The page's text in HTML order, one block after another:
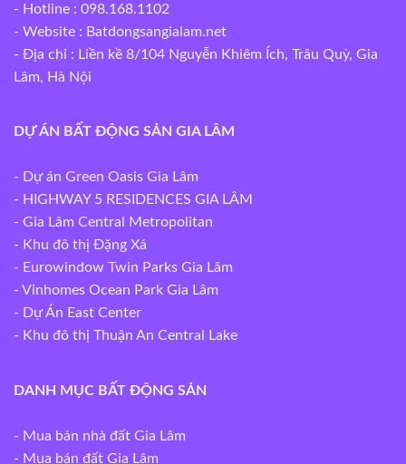
- Hotline : 098.168.1102
- Website : Batdongsangialam.net
- Địa chỉ : Liền kề 8/104 Nguyễn Khiêm Ích, Trâu Quỳ, Gia
Lâm, Hà Nội
DỰ ÁN BẤT ĐỘNG SẢN GIA LÂM
- Dự án Green Oasis Gia Lâm
- HIGHWAY 5 RESIDENCES GIA LÂM
- Gia Lâm Central Metropolitan
- Khu đô thị Đặng Xá
- Eurowindow Twin Parks Gia Lâm
- Vinhomes Ocean Park Gia Lâm
- Dự Án East Center
- Khu đô thị Thuận An Central Lake
DANH MỤC BẤT ĐỘNG SẢN
- Mua bán nhà đất Gia Lâm
- Mua bán đất Gia Lâm